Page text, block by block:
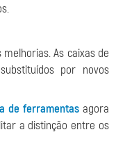
As caixas de
por novos
de ferramentas agora
a distinção entre os